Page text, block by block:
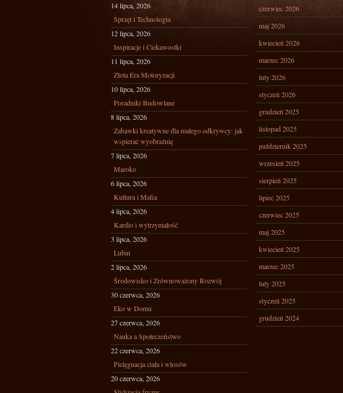
14 lipca, 2026
Sprzęt i Technologia
12 lipca, 2026
Inspiracje i Ciekawostki
11 lipca, 2026
Złota Era Motoryzacji
10 lipca, 2026
Poradniki Budowlane
8 lipca, 2026
Zabawki kreatywne dla małego odkrywcy: jak
wspierać wyobraźnię
7 lipca, 2026
Maroko
6 lipca, 2026
Kultura i Mafia
4 lipca, 2026
Kardio i wytrzymałość
3 lipca, 2026
Lubin
2 lipca, 2026
Środowisko i Zrównoważony Rozwój
30 czerwca, 2026
Eko w Domu
27 czerwca, 2026
Nauka a Społeczeństwo
22 czerwca, 2026
Pielęgnacja ciała i włosów
20 czerwca, 2026
czerwiec 2026
maj 2026
kwiecień 2026
marzec 2026
luty 2026
styczeń 2026
grudzień 2025
listopad 2025
październik 2025
wrzesień 2025
sierpień 2025
lipiec 2025
czerwiec 2025
maj 2025
kwiecień 2025
marzec 2025
luty 2025
styczeń 2025
grudzień 2024